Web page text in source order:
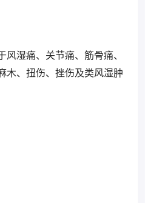
湿痛、关节痛、筋骨痛、
木、扭伤、挫伤及类风湿肿